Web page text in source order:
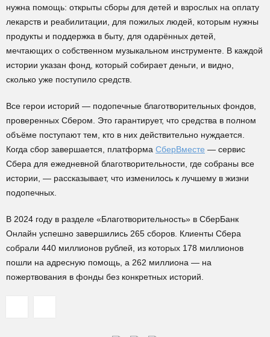
нужна помощь: открыты сборы для детей и взрослых на оплату
лекарств и реабилитации, для пожилых людей, которым нужны
продукты и поддержка в быту, для одарённых детей,
мечтающих о собственном музыкальном инструменте. В каждой
истории указан фонд, который собирает деньги, и видно,
сколько уже поступило средств.
Все герои историй — подопечные благотворительных фондов,
проверенных Сбером. Это гарантирует, что средства в полном
объёме поступают тем, кто в них действительно нуждается.
Когда сбор завершается, платформа СберВместе — сервис
Сбера для ежедневной благотворительности, где собраны все
истории, — рассказывает, что изменилось к лучшему в жизни
подопечных.
В 2024 году в разделе «Благотворительность» в СберБанк
Онлайн успешно завершились 265 сборов. Клиенты Сбера
собрали 440 миллионов рублей, из которых 178 миллионов
пошли на адресную помощь, а 262 миллиона — на
пожертвования в фонды без конкретных историй.